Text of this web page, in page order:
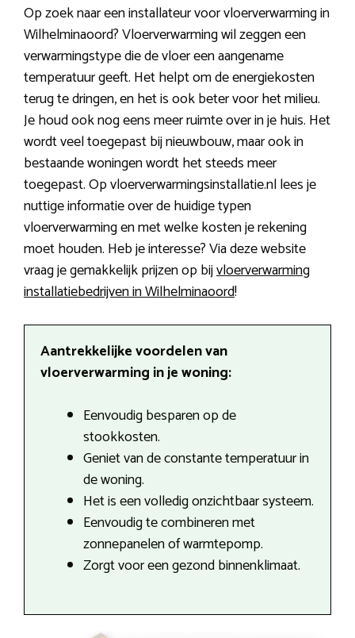
Op zoek naar een installateur voor vloerverwarming in
Wilhelminaoord? Vloerverwarming wil zeggen een
verwarmingstype die de vloer een aangename
temperatuur geeft. Het helpt om de energiekosten
terug te dringen, en het is ook beter voor het milieu.
Je houd ook nog eens meer ruimte over in je huis. Het
wordt veel toegepast bij nieuwbouw, maar ook in
bestaande woningen wordt het steeds meer
toegepast. Op vloerverwarmingsinstallatie.nl lees je
nuttige informatie over de huidige typen
vloerverwarming en met welke kosten je rekening
moet houden. Heb je interesse? Via deze website
vraag je gemakkelijk prijzen op bijvloerverwarming
installatiebedrijven in Wilhelminaoord!
Aantrekkelijke voordelen van
vloerverwarming in je woning:
Eenvoudig besparen op de
stookkosten.
Geniet van de constante temperatuur in
de woning.
Het is een volledig onzichtbaar systeem.
Eenvoudig te combineren met
zonnepanelen of warmtepomp.
Zorgt voor een gezond binnenklimaat.